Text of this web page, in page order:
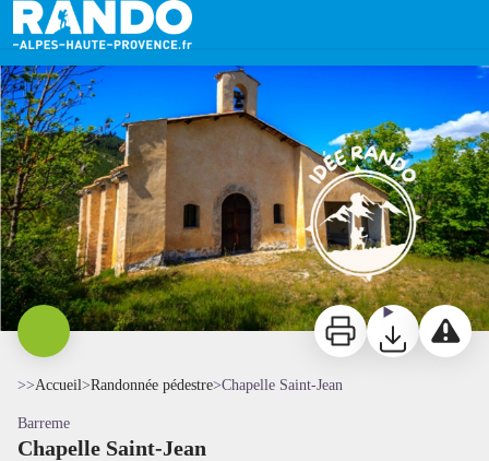
Chapelle Saint-Jean
Barrême - Chapelle Saint-Jean - Mathieu Simoulin
ImprimerTéléchargerSignaler
>>Accueil>Randonnée pédestre>Chapelle Saint-Jean
Barreme
Chapelle Saint-Jean